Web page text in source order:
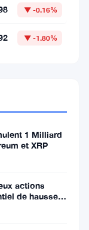
▼ -0.16%
▼ -1.80%
1 Milliard
et XRP
actions
de hausse